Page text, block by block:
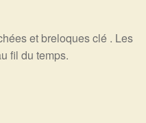
du monde invisible
et breloques clé . Les
fil du temps.